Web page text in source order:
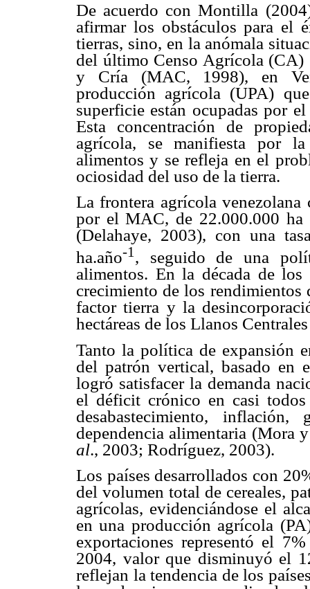
De acuerdo con Montilla
afirmar los obstáculos para el
tierras, sino, en la anómala
del último Censo Agrícola
y Cría (MAC, 1998), en
producción agrícola (UPA)
superficie están ocupadas por
Esta concentración de
agrícola, se manifiesta por
alimentos y se refleja en el
ociosidad del uso de la tierra.
La frontera agrícola venezolana
por el MAC, de 22.000.000
(Delahaye, 2003), con una
ha.año-1 , seguido de una
alimentos. En la década de
crecimiento de los
factor tierra y la
hectáreas de los Llanos
Tanto la política de expansión
del patrón vertical, basado en
logró satisfacer la demanda
el déficit crónico en casi
desabastecimiento,
dependencia alimentaria
al., 2003; Rodríguez, 2003).
Los países desarrollados con
del volumen total de cereales,
agrícolas, evidenciándose el
en una producción agrícola
exportaciones representó el
2004, valor que disminuyó el
reflejan la tendencia de los